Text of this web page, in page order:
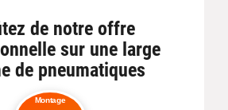
de notre offre
sur une large
de pneumatiques
Montage